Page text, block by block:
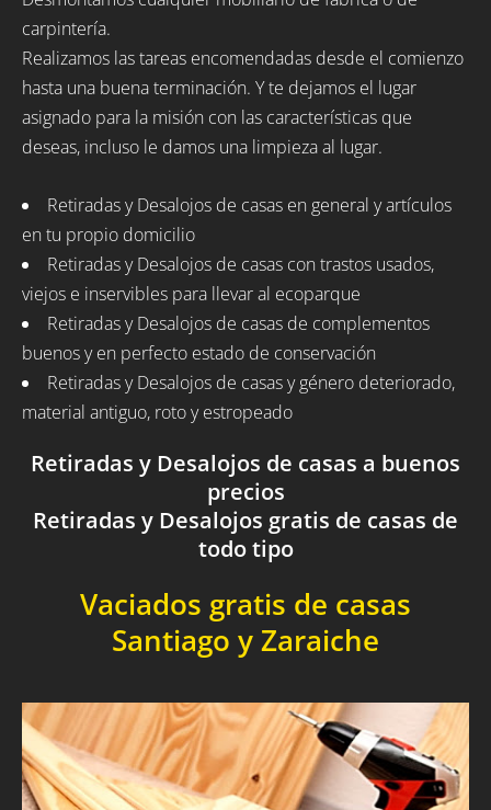
carpintería.
Realizamos las tareas encomendadas desde el comienzo
hasta una buena terminación. Y te dejamos el lugar
asignado para la misión con las características que
deseas, incluso le damos una limpieza al lugar.
Retiradas y Desalojos de casas en general y artículos
en tu propio domicilio
Retiradas y Desalojos de casas con trastos usados,
viejos e inservibles para llevar al ecoparque
Retiradas y Desalojos de casas de complementos
buenos y en perfecto estado de conservación
Retiradas y Desalojos de casas y género deteriorado,
material antiguo, roto y estropeado
Retiradas y Desalojos de casas a buenos
precios
Retiradas y Desalojos gratis de casas de
todo tipo
Vaciados gratis de casas
Santiago y Zaraiche